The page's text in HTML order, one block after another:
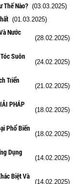
Thế Nào? (03.03.2025)
(01.03.2025)
Nước
(28.02.2025)
Suôn
(24.02.2025)
Triển
(21.02.2025)
PHÁP
(18.02.2025)
Phổ Biến
(18.02.2025)
Dụng
(14.02.2025)
Biệt Và
(14.02.2025)